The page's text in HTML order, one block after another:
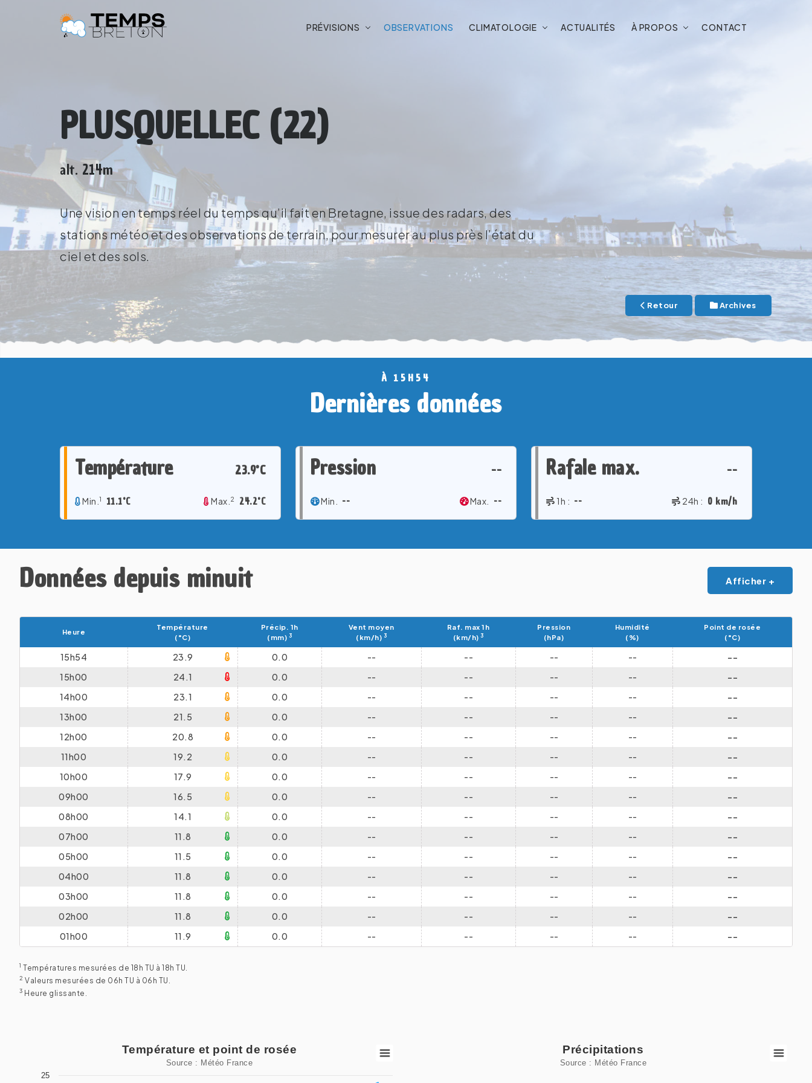
PRÉVISIONS OBSERVATIONS CLIMATOLOGIE ACTUALITÉS À PROPOS CONTACT
PLUSQUELLEC (22)
alt. 214m
Une vision en temps réel du temps qu’il fait en Bretagne, issue des radars, des
stations météo et des observations de terrain, pour mesurer au plus près l’état du
ciel et des sols.
Retour Archives
À 15H54
Dernières données
Température 23.9°C
Min. 1 11.1°C Max. 2 24.2°C
Pression --
Min. -- Max. --
Rafale max. --
1h : -- 24h : 0 km/h
Données depuis minuit Afficher +
Heure
Température
(°C)
Précip. 1h
(mm) 3
Vent moyen
(km/h) 3
Raf. max 1h
(km/h) 3
Pression
(hPa)
Humidité
(%)
Point de rosée
(°C)
15h54 23.9 0.0 -- -- -- --
--
15h00
24.1 0.0 -- -- -- --
--
14h00
23.1 0.0 -- -- -- --
--
13h00
21.5 0.0 -- -- -- --
--
12h00
20.8 0.0 -- -- -- --
--
11h00
19.2 0.0 -- -- -- --
--
10h00
17.9 0.0 -- -- -- --
--
09h00
16.5 0.0 -- -- -- --
--
08h00
14.1 0.0 -- -- -- --
--
07h00
11.8 0.0 -- -- -- --
--
05h00
11.5 0.0 -- -- -- --
--
04h00
11.8 0.0 -- -- -- --
--
03h00
11.8 0.0 -- -- -- --
--
02h00
11.8 0.0 -- -- -- --
--
01h00
11.9 0.0 -- -- -- -- --
1 Températures mesurées de 18h TU à 18h TU.
2 Valeurs mesurées de 06h TU à 06h TU.
3 Heure glissante.
Température et point de rosée
Line chart with 2 lines.
Température et point de rosée
Source : Météo France
25
Précipitations
Source : Météo France